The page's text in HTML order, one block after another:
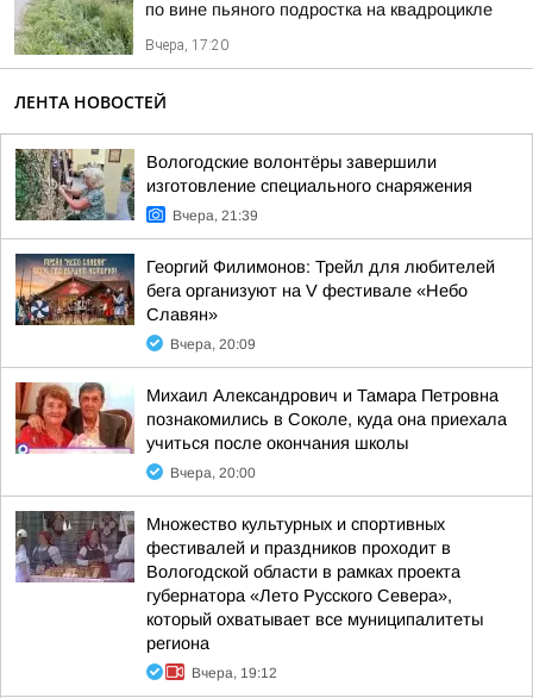
по вине пьяного подростка на квадроцикле
Вчера, 17:20
ЛЕНТА НОВОСТЕЙ
Вологодские волонтёры завершили
изготовление специального снаряжения
Вчера, 21:39
Георгий Филимонов: Трейл для любителей
бега организуют на V фестивале «Небо
Славян»
Вчера, 20:09
Михаил Александрович и Тамара Петровна
познакомились в Соколе, куда она приехала
учиться после окончания школы
Вчера, 20:00
Множество культурных и спортивных
фестивалей и праздников проходит в
Вологодской области в рамках проекта
губернатора «Лето Русского Севера»,
который охватывает все муниципалитеты
региона
Вчера, 19:12